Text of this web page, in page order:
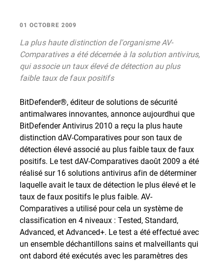
01 OCTOBRE 2009
La plus haute distinction de l'organisme AV-
Comparatives a été décernée à la solution antivirus,
qui associe un taux élevé de détection au plus
faible taux de faux positifs
BitDefender®, éditeur de solutions de sécurité
antimalwares innovantes, annonce aujourdhui que
BitDefender Antivirus 2010 a reçu la plus haute
distinction dAV-Comparatives pour son taux de
détection élevé associé au plus faible taux de faux
positifs. Le test dAV-Comparatives daoût 2009 a été
réalisé sur 16 solutions antivirus afin de déterminer
laquelle avait le taux de détection le plus élevé et le
taux de faux positifs le plus faible. AV-
Comparatives a utilisé pour cela un système de
classification en 4 niveaux : Tested, Standard,
Advanced, et Advanced+. Le test a été effectué avec
un ensemble déchantillons sains et malveillants qui
ont dabord été exécutés avec les paramètres des